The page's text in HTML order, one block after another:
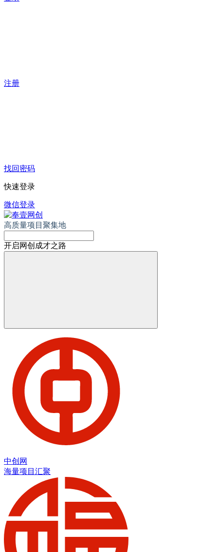
注册
找回密码
快速登录
微信登录
高质量项目聚集地
开启网创成才之路
中创网
海量项目汇聚